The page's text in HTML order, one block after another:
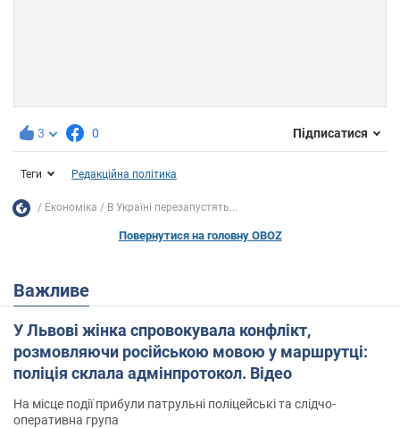
3 0 Підписатися
Теги Редакційна політика
Економіка В Україні перезапустять...
Повернутися на головну OBOZ
Важливе
У Львові жінка спровокувала конфлікт,
розмовляючи російською мовою у маршрутці:
поліція склала адмінпротокол. Відео
На місце події прибули патрульні поліцейські та слідчо-
оперативна група